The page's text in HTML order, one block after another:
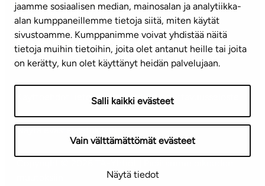
jaamme sosiaalisen median, mainosalan ja analytiikka-
alan kumppaneillemme tietoja siitä, miten käytät
sivustoamme. Kumppanimme voivat yhdistää näitä
tietoja muihin tietoihin, joita olet antanut heille tai joita
on kerätty, kun olet käyttänyt heidän palvelujaan.
Salli kaikki evästeet
Vain välttämättömät evästeet
Näytä tiedot
Tilaa uutiskirje
Mediapankki
TietosuojaselosteSaavutettavuusseloste